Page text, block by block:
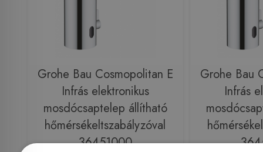
Grohe Bau Cosmopolitan E
Infrás elektronikus
mosdócsaptelep állítható
hőmérsékeltszabályzóval
36451000
Grohe Bau
Infrás